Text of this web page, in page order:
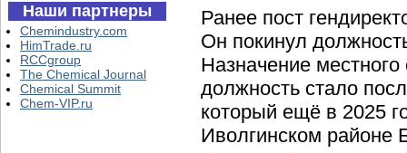
Наши партнеры
Chemindustry.com
HimTrade.ru
RCCgroup
The Chemical Journal
Chemical Summit
Chem-VIP.ru
Ранее пост
Он покинул
Назначение
должность стало
который ещё в 2025
Иволгинском районе